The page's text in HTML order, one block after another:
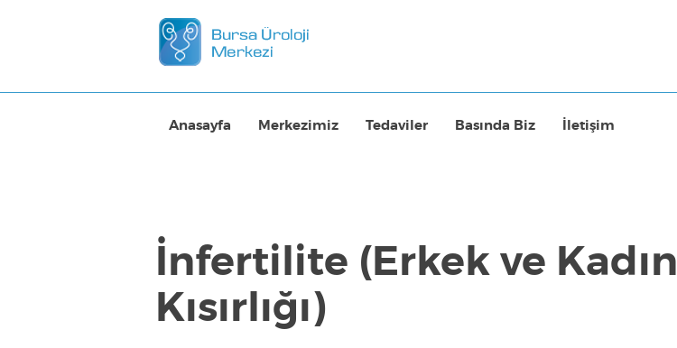
Anasayfa Merkezimiz Tedaviler Basında Biz İletişim
İnfertilite (Erkek ve Kadın
Kısırlığı)